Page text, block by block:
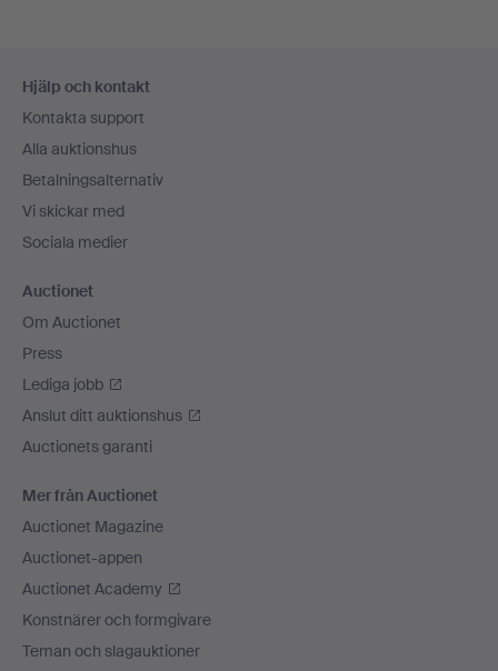
Hjälp och kontakt
Kontakta support
Alla auktionshus
Betalningsalternativ
Vi skickar med
Sociala medier
Auctionet
Om Auctionet
Press
Lediga jobb
Anslut ditt auktionshus
Auctionets garanti
Mer från Auctionet
Auctionet Magazine
Auctionet-appen
Auctionet Academy
Konstnärer och formgivare
Teman och slagauktioner